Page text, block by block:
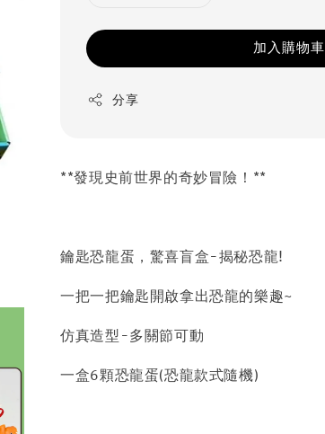
加入購物車
分享
**發現史前世界的奇妙冒險！**
鑰匙恐龍蛋，驚喜盲盒-揭秘恐龍!
一把一把鑰匙開啟拿出恐龍的樂趣~
仿真造型-多關節可動
一盒6顆恐龍蛋(恐龍款式隨機)